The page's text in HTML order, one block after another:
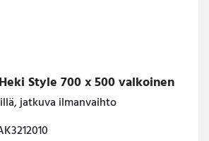
Style 700 x 500 valkoinen
jatkuva ilmanvaihto